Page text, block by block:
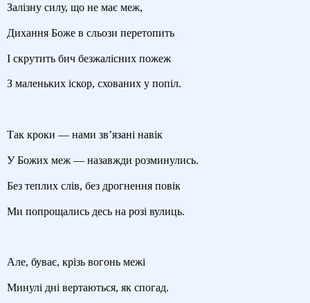
Залізну силу, що не має меж,
Дихання Боже в сльози перетопить
І скрутить бич безжалісних пожеж
З маленьких іскор, схованих у попіл.
Так кроки — нами зв’язані навік
У Божих меж — назавжди розминулись.
Без теплих слів, без дрогнення повік
Ми попрощались десь на розі вулиць.
Але, буває, крізь вогонь межі
Минулі дні вертаються, як спогад.